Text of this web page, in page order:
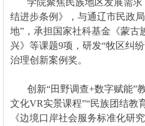
结进步条例》，与通辽市民政
地”，承担国家社科基金《蒙古
兴》等课题9项，研发“牧区纠
治理创新案例奖。
创新“田野调查+数字赋能”
文化VR实景课程”“民族团结教
《边境口岸社会服务标准化研